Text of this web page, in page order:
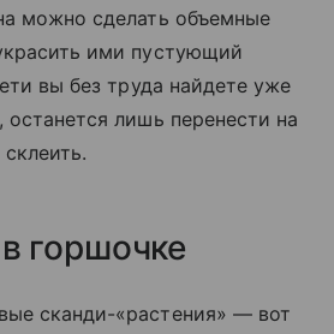
можно сделать объемные
ими пустующий
вы без труда найдете уже
останется лишь перенести на
горшочке
сканди-«растения» — вот